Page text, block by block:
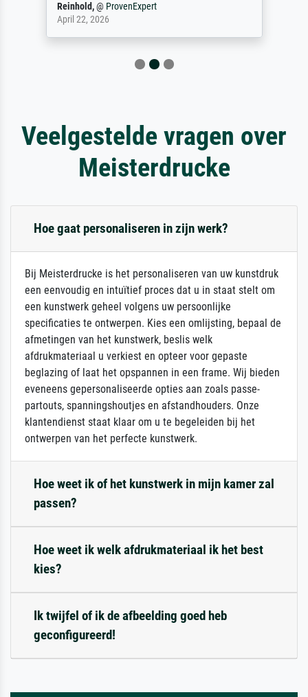
Reinhold,@ ProvenExpert
April 22, 2026
Veelgestelde vragen over
Meisterdrucke
Hoe gaat personaliseren in zijn werk?
Bij Meisterdrucke is het personaliseren van uw kunstdruk
een eenvoudig en intuïtief proces dat u in staat stelt om
een kunstwerk geheel volgens uw persoonlijke
specificaties te ontwerpen. Kies een omlijsting, bepaal de
afmetingen van het kunstwerk, beslis welk
afdrukmateriaal u verkiest en opteer voor gepaste
beglazing of laat het opspannen in een frame. Wij bieden
eveneens gepersonaliseerde opties aan zoals passe-
partouts, spanningshoutjes en afstandhouders. Onze
klantendienst staat klaar om u te begeleiden bij het
ontwerpen van het perfecte kunstwerk.
Hoe weet ik of het kunstwerk in mijn kamer zal
passen?
Hoe weet ik welk afdrukmateriaal ik het best
kies?
Ik twijfel of ik de afbeelding goed heb
geconfigureerd!